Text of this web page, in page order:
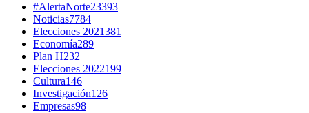
#AlertaNorte23393
Noticias7784
Elecciones 2021381
Economía289
Plan H232
Elecciones 2022199
Cultura146
Investigación126
Empresas98